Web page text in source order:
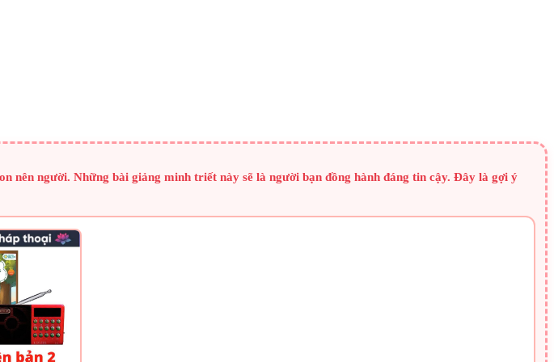
nên người. Những bài giảng minh triết này sẽ là người bạn đồng hành đáng tin cậy. Đây là gợi ý